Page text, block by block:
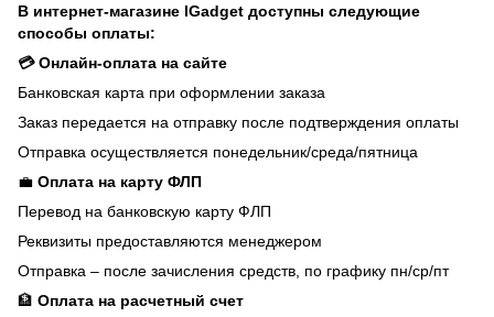
В интернет-магазине IGadget доступны следующие
способы оплаты:
💳 Онлайн-оплата на сайте
Банковская карта при оформлении заказа
Заказ передается на отправку после подтверждения оплаты
Отправка осуществляется понедельник/среда/пятница
💼 Оплата на карту ФЛП
Перевод на банковскую карту ФЛП
Реквизиты предоставляются менеджером
Отправка – после зачисления средств, по графику пн/ср/пт
🏦 Оплата на расчетный счет